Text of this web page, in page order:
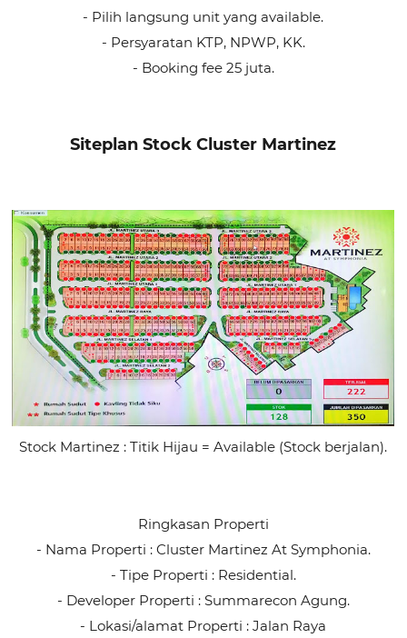
- Pilih langsung unit yang available.
- Persyaratan KTP, NPWP, KK.
- Booking fee 25 juta.
Siteplan Stock Cluster Martinez
Stock Martinez : Titik Hijau = Available (Stock berjalan).
Ringkasan Properti
- Nama Properti : Cluster Martinez At Symphonia.
- Tipe Properti : Residential.
- Developer Properti : Summarecon Agung.
- Lokasi/alamat Properti : Jalan Raya